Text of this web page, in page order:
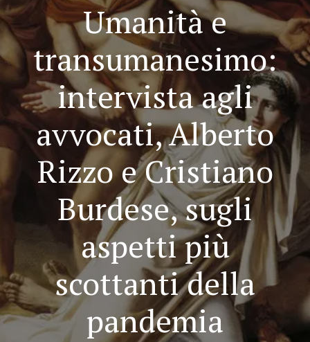
Umanità e
transumanesimo:
intervista agli
avvocati, Alberto
Rizzo e Cristiano
Burdese, sugli
aspetti più
scottanti della
pandemia